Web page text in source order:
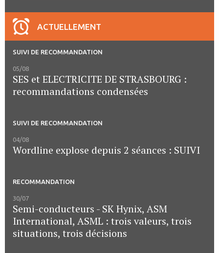
ACTUELLEMENT
SUIVI DE RECOMMANDATION
05/08
SES et ELECTRICITE DE STRASBOURG :
recommandations condensées
SUIVI DE RECOMMANDATION
04/08
Wordline explose depuis 2 séances : SUIVI
RECOMMANDATION
30/07
Semi-conducteurs - SK Hynix, ASM
International, ASML : trois valeurs, trois
situations, trois décisions